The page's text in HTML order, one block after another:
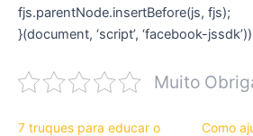
fjs.parentNode.insertBefore(js, fjs);
}(document, ‘script’, ‘facebook-
Muito
7 truques para educar o
Como